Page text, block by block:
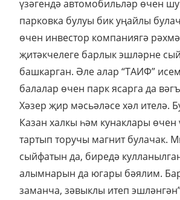
үзәгендә автомобильләр өчен
парковка булуы бик уңайлы
өчен инвестор компаниягә
җитәкчелеге барлык эшләрне
башкарган. Әле алар “ТАИФ”
балалар өчен парк ясарга да
Хәзер җир мәсьәләсе хәл ителә.
Казан халкы һәм кунаклары өчен
тартып торучы магнит булачак.
сыйфатын да, биредә
алымнарын да югары бәялим.
заманча, зәвыклы итеп